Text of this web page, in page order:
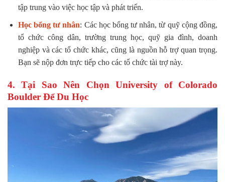
tập trung vào việc học tập và phát triển.
Học bổng tư nhân: Các học bổng tư nhân, từ quỹ cộng đồng,
tổ chức công dân, trường trung học, quỹ gia đình, doanh
nghiệp và các tổ chức khác, cũng là nguồn hỗ trợ quan trọng.
Bạn sẽ nộp đơn trực tiếp cho các tổ chức tài trợ này.
4. Tại Sao Nên Chọn University of Colorado
Boulder Để Du Học